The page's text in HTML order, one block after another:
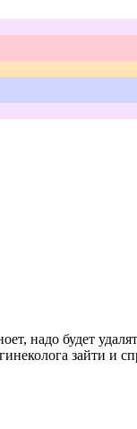
надо будет
зайти и